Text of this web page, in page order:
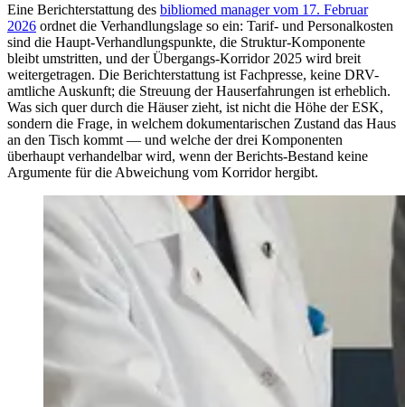
Eine Berichterstattung des bibliomed manager vom 17. Februar
2026 ordnet die Verhandlungslage so ein: Tarif- und Personalkosten
sind die Haupt-Verhandlungspunkte, die Struktur-Komponente
bleibt umstritten, und der Übergangs-Korridor 2025 wird breit
weitergetragen. Die Berichterstattung ist Fachpresse, keine DRV-
amtliche Auskunft; die Streuung der Hauserfahrungen ist erheblich.
Was sich quer durch die Häuser zieht, ist nicht die Höhe der ESK,
sondern die Frage, in welchem dokumentarischen Zustand das Haus
an den Tisch kommt — und welche der drei Komponenten
überhaupt verhandelbar wird, wenn der Berichts-Bestand keine
Argumente für die Abweichung vom Korridor hergibt.